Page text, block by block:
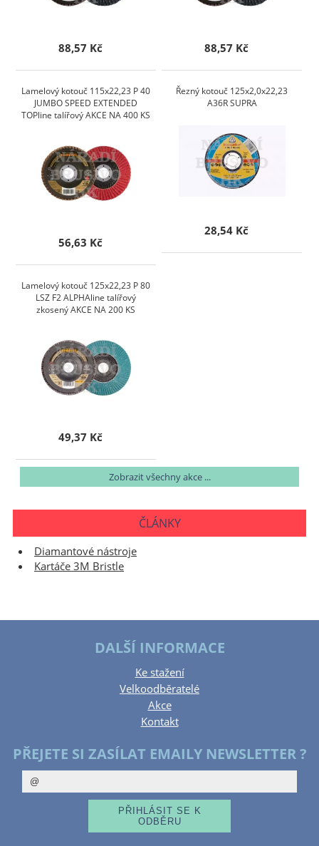
88,57 Kč 88,57 Kč
Lamelový kotouč 115x22,23 P 40
JUMBO SPEED EXTENDED
TOPline talířový AKCE NA 400 KS
56,63 Kč
Řezný kotouč 125x2,0x22,23
A36R SUPRA
28,54 Kč
Lamelový kotouč 125x22,23 P 80
LSZ F2 ALPHAline talířový
zkosený AKCE NA 200 KS
49,37 Kč
Zobrazit všechny akce ...
ČLÁNKY
Diamantové nástroje
Kartáče 3M Bristle
DALŠÍ INFORMACE
Ke stažení
Velkoodběratelé
Akce
Kontakt
PŘEJETE SI ZASÍLAT EMAILY NEWSLETTER ?